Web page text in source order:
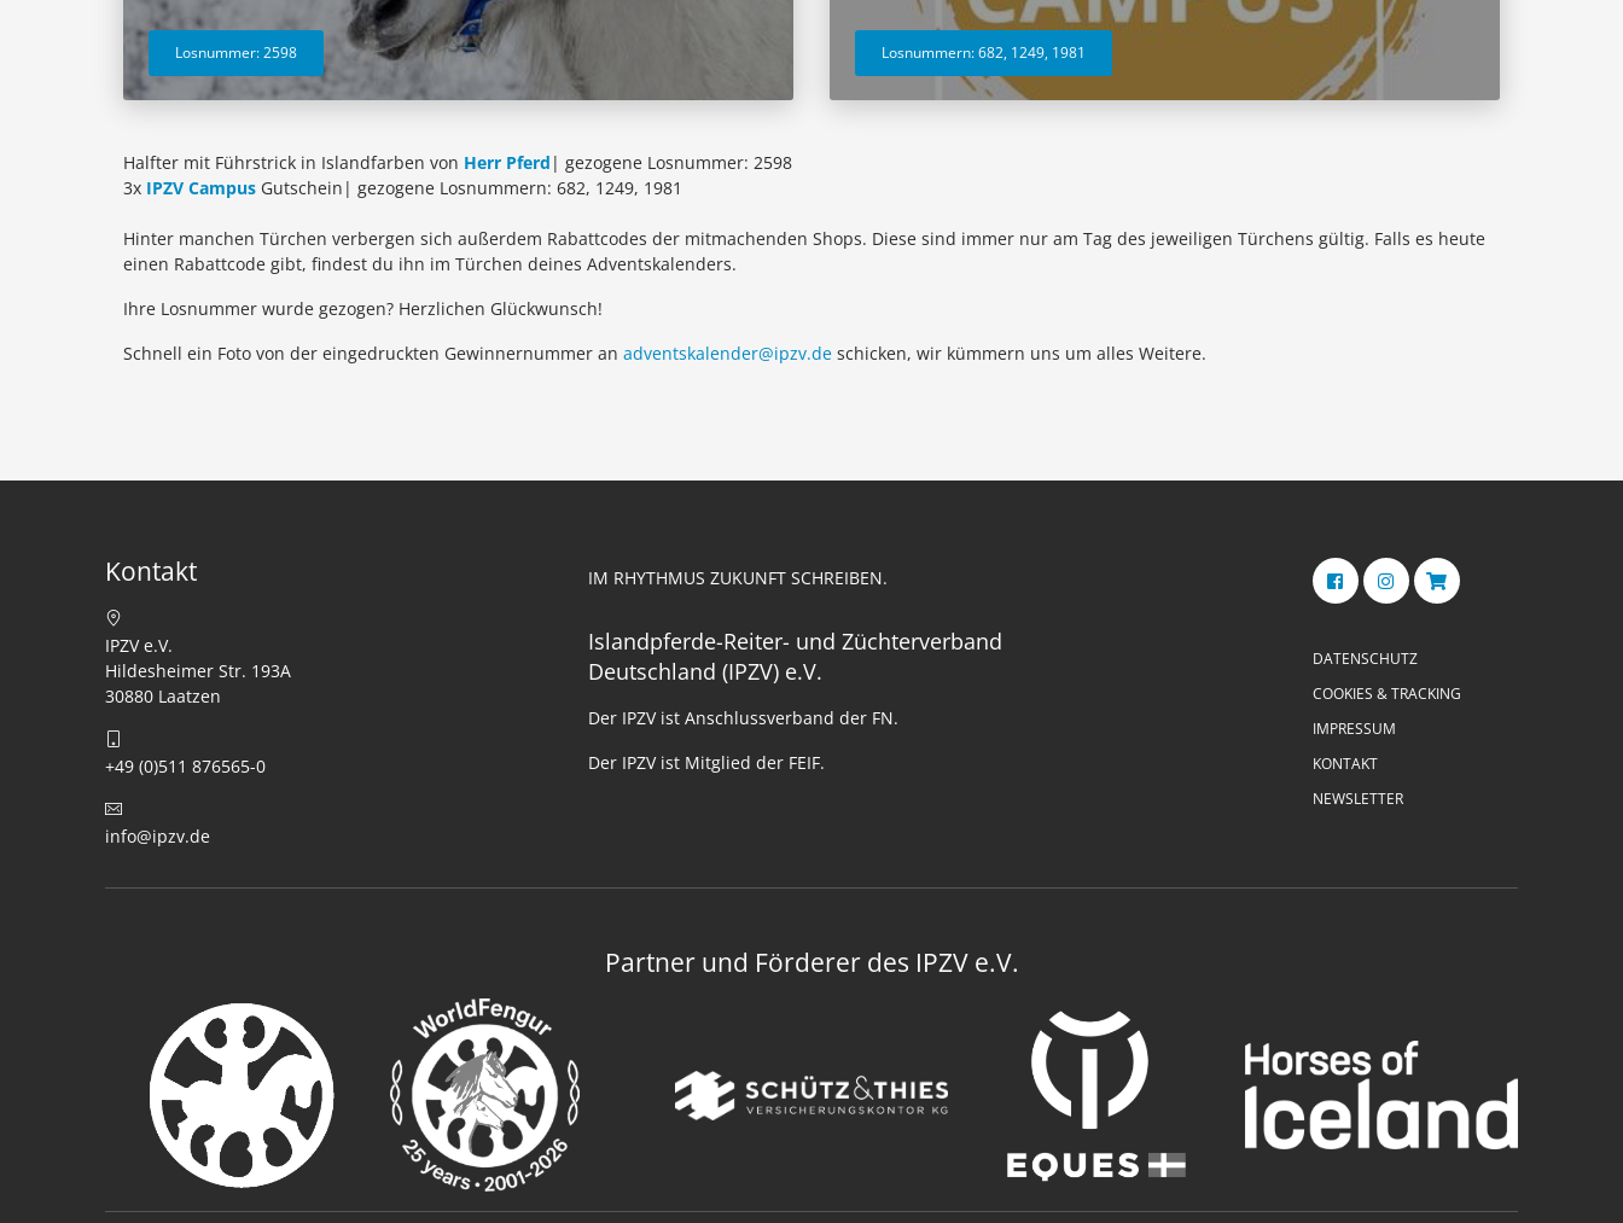
Losnummer: 2598 Losnummern: 682, 1249, 1981
Halfter mit Führstrick in Islandfarben von Herr Pferd | gezogene Losnummer: 2598
3x IPZV Campus Gutschein | gezogene Losnummern: 682, 1249, 1981
Hinter manchen Türchen verbergen sich außerdem Rabattcodes der mitmachenden Shops. Diese sind immer nur am Tag des jeweiligen Türchens gültig. Falls es heute
einen Rabattcode gibt, findest du ihn im Türchen deines Adventskalenders.
Ihre Losnummer wurde gezogen? Herzlichen Glückwunsch!
Schnell ein Foto von der eingedruckten Gewinnernummer an adventskalender@ipzv.de schicken, wir kümmern uns um alles Weitere.
Kontakt
IPZV e.V.
Hildesheimer Str. 193A
30880 Laatzen
+49 (0)511 876565-0
info@ipzv.de
IM RHYTHMUS ZUKUNFT SCHREIBEN.
Islandpferde-Reiter- und Züchterverband
Deutschland (IPZV) e.V.
Der IPZV ist Anschlussverband der FN.
Der IPZV ist Mitglied der FEIF.
DATENSCHUTZ
COOKIES & TRACKING
IMPRESSUM
KONTAKT
NEWSLETTER
Partner und Förderer des IPZV e.V.